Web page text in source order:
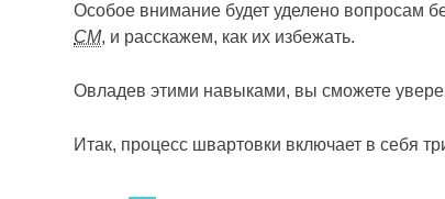
Особое внимание будет уделено вопросам
СМ, и расскажем, как их избежать.
Овладев этими навыками, вы сможете
Итак, процесс швартовки включает в себя